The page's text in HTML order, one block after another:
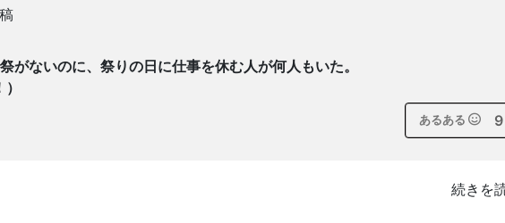
ないのに、祭りの日に仕事を休む人が何人もいた。
あるある 9
続きを